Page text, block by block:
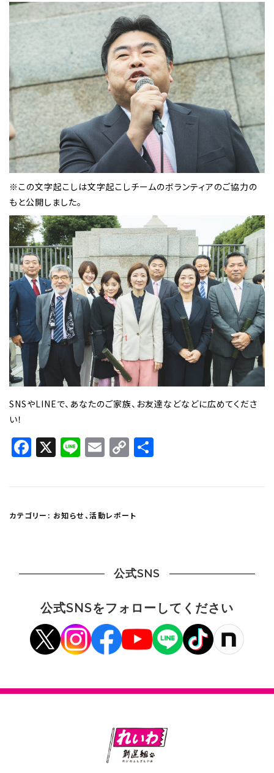
※この文字起こしは文字起こしチームのボランティアのご協力の
もと公開しました。
SNSやLINEで、あなたのご家族、お友達などなどに広めてくださ
い！
Facebook
X LineEmail
Copy
Link
カテゴリー: お知らせ、活動レポート
公式SNS
公式SNSをフォローしてください